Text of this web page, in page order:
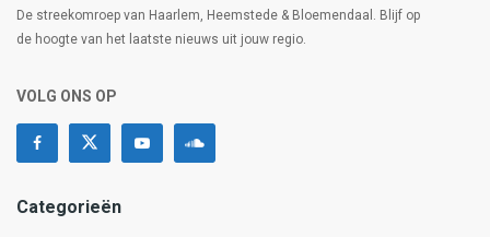
De streekomroep van Haarlem, Heemstede & Bloemendaal. Blijf op
de hoogte van het laatste nieuws uit jouw regio.
VOLG ONS OP
Categorieën